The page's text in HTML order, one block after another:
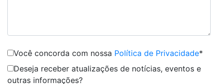
Você concorda com nossa Política de Privacidade*
Deseja receber atualizações de notícias, eventos e
outras informações?